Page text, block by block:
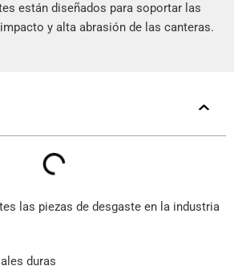
están diseñados para soportar las
y alta abrasión de las canteras.
las piezas de desgaste en la industria
duras